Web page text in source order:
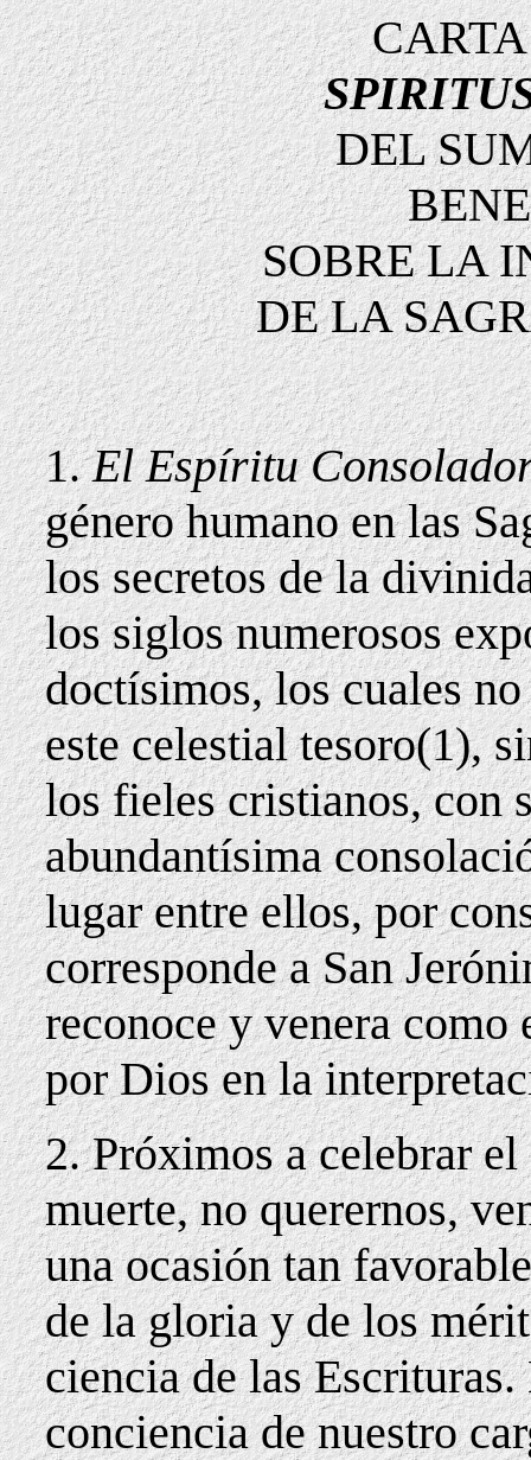
DEL
SOBRE LA
DE LA
1.El Espíritu
género humano en las
los secretos de la
los siglos numerosos
doctísimos, los cuales
este celestial tesoro(1),
los fieles cristianos, con
abundantísima
lugar entre ellos, por
corresponde a San
reconoce y venera
por Dios en la
2. Próximos a celebrar
muerte, no querernos,
una ocasión tan
de la gloria y de los
ciencia de las
conciencia de nuestro